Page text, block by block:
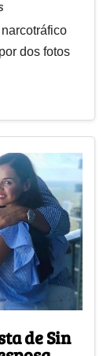
dos fotos
de Sin